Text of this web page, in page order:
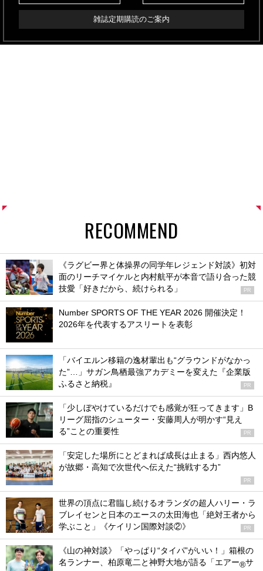
雑誌定期購読のご案内
RECOMMEND
《ラグビー界と体操界の同学年レジェンド対談》初対
面のリーチマイケルと内村航平が本音で語り合った競
技愛「好きだから、続けられる」
PR
Number SPORTS OF THE YEAR 2026 開催決定！
2026年を代表するアスリートを表彰
「バイエルン移籍の逸材輩出も“グラウンドがなかっ
た”…」サガン鳥栖最強アカデミーを変えた『企業版
ふるさと納税』
PR
「少しぼやけているだけでも感覚が狂ってきます」B
リーグ屈指のシューター・安藤周人が明かす“見え
る”ことの重要性
PR
「安定した場所にとどまれば成長は止まる」西内悠人
が故郷・高知で次世代へ伝えた“挑戦する力”
PR
世界の頂点に君臨し続けるオランダの超人ハリー・ラ
ブレイセンと日本のエースの太田海也「絶対王者から
学ぶこと」《ケイリン国際対談②》
PR
《山の神対談》「やっぱり“タイパ”がいい！」箱根の
名ランナー、柏原竜二と神野大地が語る「エアー®サ